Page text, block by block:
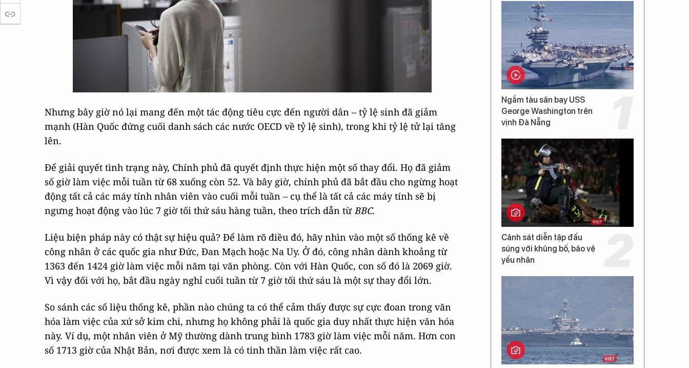
Nhưng bây giờ nó lại mang đến một tác động tiêu cực đến người dân – tỷ lệ sinh đã giảm
mạnh (Hàn Quốc đứng cuối danh sách các nước OECD về tỷ lệ sinh), trong khi tỷ lệ tử lại tăng
lên.
Để giải quyết tình trạng này, Chính phủ đã quyết định thực hiện một số thay đổi. Họ đã giảm
số giờ làm việc mỗi tuần từ 68 xuống còn 52. Và bây giờ, chính phủ đã bắt đầu cho ngừng hoạt
động tất cả các máy tính nhân viên vào cuối mỗi tuần – cụ thể là tất cả các máy tính sẽ bị
ngưng hoạt động vào lúc 7 giờ tối thứ sáu hàng tuần, theo trích dẫn từBBC.
Liệu biện pháp này có thật sự hiệu quả? Để làm rõ điều đó, hãy nhìn vào một số thống kê về
công nhân ở các quốc gia như Đức, Đan Mạch hoặc Na Uy. Ở đó, công nhân dành khoảng từ
1363 đến 1424 giờ làm việc mỗi năm tại văn phòng. Còn với Hàn Quốc, con số đó là 2069 giờ.
Vì vậy đối với họ, bắt đầu ngày nghỉ cuối tuần từ 7 giờ tối thứ sáu là một sự thay đổi lớn.
So sánh các số liệu thống kê, phần nào chúng ta có thể cảm thấy được sự cực đoan trong văn
hóa làm việc của xứ sở kim chi, nhưng họ không phải là quốc gia duy nhất thực hiện văn hóa
này. Ví dụ, một nhân viên ở Mỹ thường dành trung bình 1783 giờ làm việc mỗi năm. Hơn con
số 1713 giờ của Nhật Bản, nơi được xem là có tinh thần làm việc rất cao.
Ngắm tàu sân bay USS
George Washington trên
vịnh Đà Nẵng
Cảnh sát diễn tập đấu
súng với khủng bố, bảo vệ
yếu nhân